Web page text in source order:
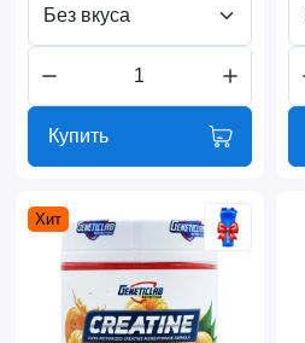
Без вкуса
Купить
Хит